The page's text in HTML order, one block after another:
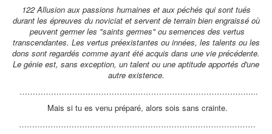
122 Allusion aux passions humaines et aux péchés qui sont tués
durant les épreuves du noviciat et servent de terrain bien engraissé où
peuvent germer les "saints germes" ou semences des vertus
transcendantes. Les vertus préexistantes ou innées, les talents ou les
dons sont regardés comme ayant été acquis dans une vie précédente.
Le génie est, sans exception, un talent ou une aptitude apportés d'une
autre existence.
……………………………………………………………………………....
Mais si tu es venu préparé, alors sois sans crainte.
………………………………………………………………………………